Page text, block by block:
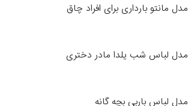
مدل مانتو بارداری برای افراد چاق
مدل لباس شب یلدا مادر دختری
مدل لباس باربی بچه گانه